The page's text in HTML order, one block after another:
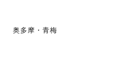
奥多摩・青梅